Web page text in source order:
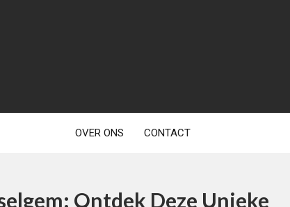
OVER ONS CONTACT
Ontdek Deze Unieke